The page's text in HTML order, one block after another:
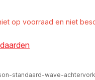
op voorraad en niet
standaard-wave-